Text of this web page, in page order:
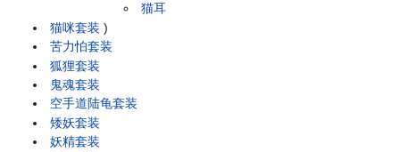
猫咪套装
猫耳
)
苦力怕套装
狐狸套装
鬼魂套装
空手道陆龟套装
矮妖套装
妖精套装